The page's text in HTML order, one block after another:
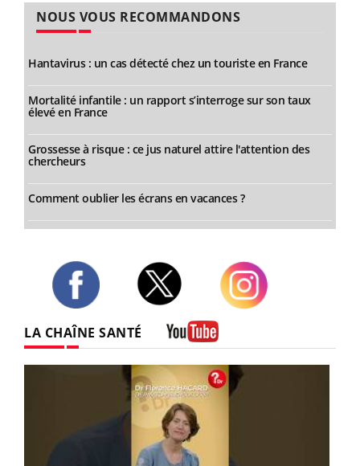
NOUS VOUS RECOMMANDONS
Hantavirus : un cas détecté chez un touriste en France
Mortalité infantile : un rapport s’interroge sur son taux
élevé en France
Grossesse à risque : ce jus naturel attire l'attention des
chercheurs
Comment oublier les écrans en vacances ?
LA CHAÎNE SANTÉ